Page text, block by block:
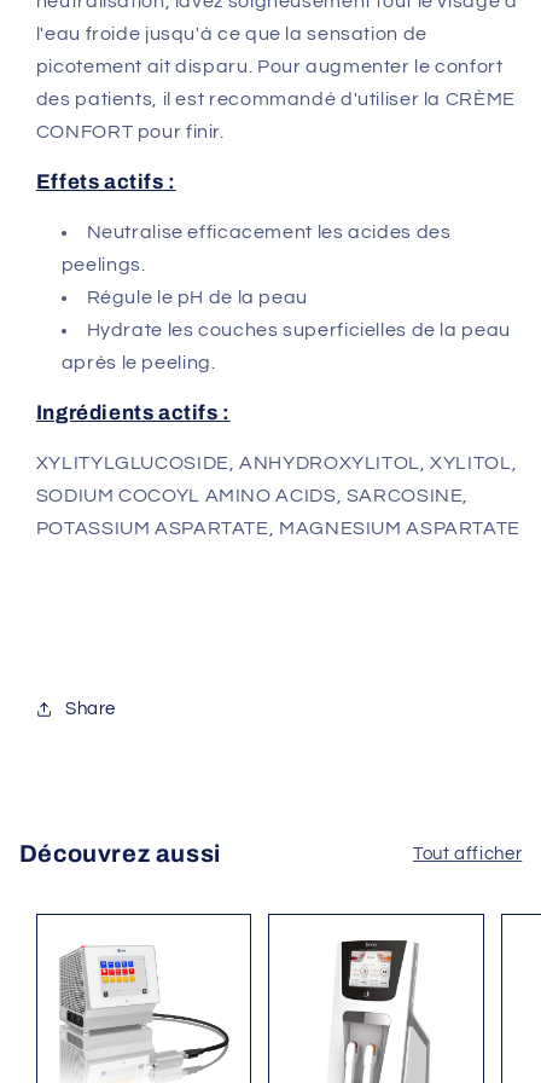
l'eau froide jusqu'à ce que la sensation de
picotement ait disparu. Pour augmenter le confort
des patients, il est recommandé d'utiliser la CRÈME
CONFORT pour finir.
Effets actifs :
Neutralise efficacement les acides des
peelings.
Régule le pH de la peau
Hydrate les couches superficielles de la peau
après le peeling.
Ingrédients actifs :
XYLITYLGLUCOSIDE, ANHYDROXYLITOL, XYLITOL,
SODIUM COCOYL AMINO ACIDS, SARCOSINE,
POTASSIUM ASPARTATE, MAGNESIUM ASPARTATE
Share
Découvrez aussi Tout afficher